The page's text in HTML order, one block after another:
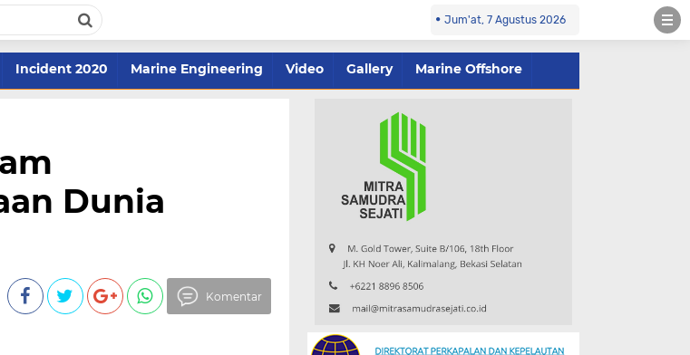
Jum'at, 7 Agustus 2026
Incident 2020 Marine Engineering Video Gallery Marine Offshore
Dunia
Komentar